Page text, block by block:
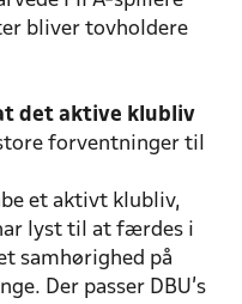
bliver tovholdere
det aktive klubliv
forventninger til
et aktivt klubliv,
lyst til at færdes i
samhørighed på
Der passer DBU's